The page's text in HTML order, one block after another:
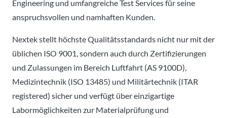
Engineering und umfangreiche Test Services für seine
anspruchsvollen und namhaften Kunden.
Nextek stellt höchste Qualitätsstandards nicht nur mit der
üblichen ISO 9001, sondern auch durch Zertifizierungen
und Zulassungen im Bereich Luftfahrt (AS 9100D),
Medizintechnik (ISO 13485) und Militärtechnik (ITAR
registered) sicher und verfügt über einzigartige
Labormöglichkeiten zur Materialprüfung und